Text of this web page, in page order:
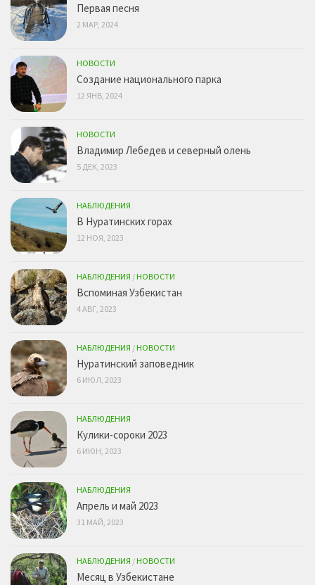
Первая песня
2 МАР, 2024
НОВОСТИ
Создание национального парка
12 ЯНВ, 2024
НОВОСТИ
Владимир Лебедев и северный олень
5 ДЕК, 2023
НАБЛЮДЕНИЯ
В Нуратинских горах
12 НОЯ, 2023
НАБЛЮДЕНИЯ /НОВОСТИ
Вспоминая Узбекистан
4 АВГ, 2023
НАБЛЮДЕНИЯ /НОВОСТИ
Нуратинский заповедник
6 ИЮЛ, 2023
НАБЛЮДЕНИЯ
Кулики-сороки 2023
6 ИЮН, 2023
НАБЛЮДЕНИЯ
Апрель и май 2023
31 МАЙ, 2023
НАБЛЮДЕНИЯ /НОВОСТИ
Месяц в Узбекистане